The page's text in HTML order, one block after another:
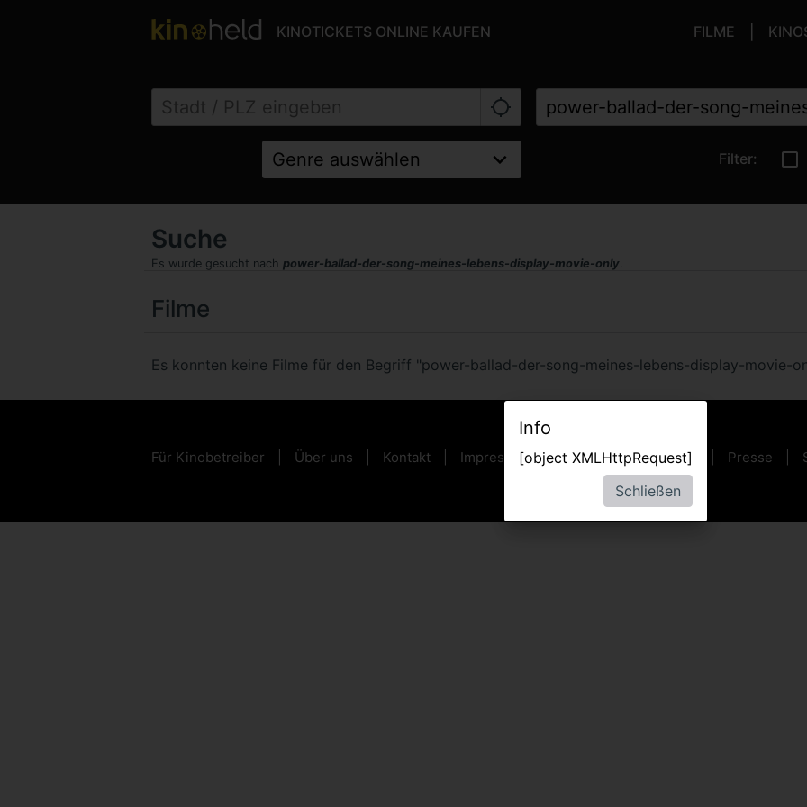
KINOTICKETS ONLINE KAUFEN FILME
Filter:
Suche
Es wurde gesucht nach power-ballad-der-song-meines-lebens-display-movie-only.
Filme
Es konnten keine Filme für den Begriff "power-ballad-der-song-meines-lebens-display-movie-
Für Kinobetreiber Über uns Kontakt Impressum AGB Datenschutz Presse
Info
[object XMLHttpRequest]
Schließen